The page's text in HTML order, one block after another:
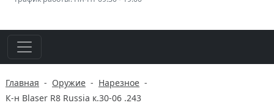
Главная - Оружие - Нарезное -
К-н Blaser R8 Russia к.30-06 .243